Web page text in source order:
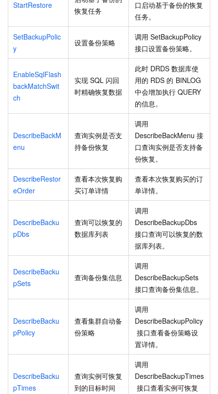
StartRestore
恢复任务
口启动基于备份的恢复
任务。
SetBackupPolic
y
设置备份策略
调用 SetBackupPolicy
接口设置备份策略。
EnableSqlFlash
backMatchSwit
ch
实现 SQL 闪回
时精确恢复数据
此时 DRDS 数据库使
用的 RDS 的 BINLOG
中会增加执行 QUERY
的信息。
DescribeBackM
enu
查询实例是否支
持备份恢复
调用
DescribeBackMenu 接
口查询实例是否支持备
份恢复。
DescribeRestor
eOrder
查看本次恢复购
买订单详情
查看本次恢复购买的订
单详情。
DescribeBacku
pDbs
查询可以恢复的
数据库列表
调用
DescribeBackupDbs
接口查询可以恢复的数
据库列表。
DescribeBacku
pSets
查询备份集信息
调用
DescribeBackupSets
接口查询备份集信息。
DescribeBacku
pPolicy
查看集群自动备
份策略
调用
DescribeBackupPolicy
接口查看备份策略设
置详情。
DescribeBacku
pTimes
查询实例可恢复
到的目标时间
调用
DescribeBackupTimes
接口查看实例可恢复